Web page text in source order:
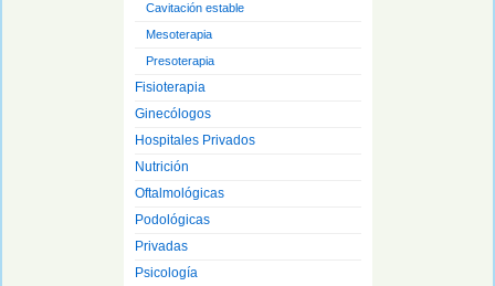
Cavitación estable
Mesoterapia
Presoterapia
Fisioterapia
Ginecólogos
Hospitales Privados
Nutrición
Oftalmológicas
Podológicas
Privadas
Psicología